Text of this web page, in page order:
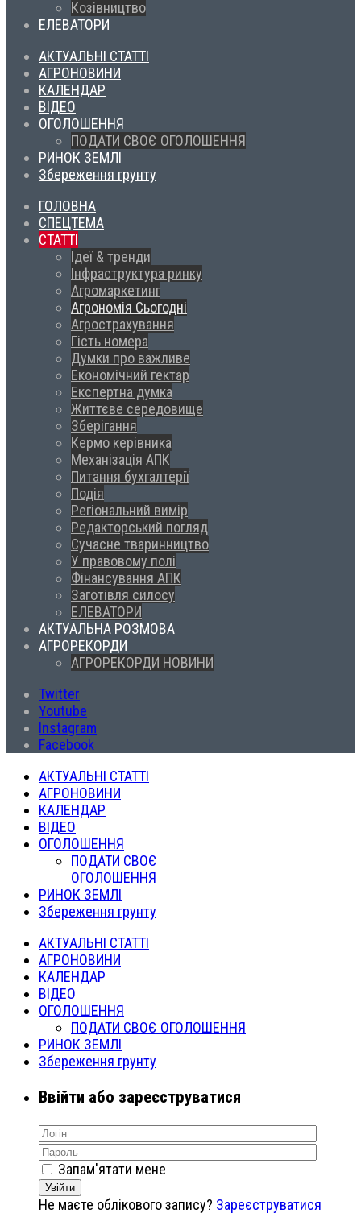
Козівництво
ЕЛЕВАТОРИ
АКТУАЛЬНІ СТАТТІ
АГРОНОВИНИ
КАЛЕНДАР
ВІДЕО
ОГОЛОШЕННЯ
ПОДАТИ СВОЄ ОГОЛОШЕННЯ
РИНОК ЗЕМЛІ
Збереження грунту
ГОЛОВНА
СПЕЦТЕМА
СТАТТІ
Ідеї & тренди
Інфраструктура ринку
Агромаркетинг
Агрономія Сьогодні
Агрострахування
Гість номера
Думки про важливе
Економічний гектар
Експертна думка
Життєве середовище
Зберігання
Кермо керівника
Механізація АПК
Питання бухгалтерії
Подія
Регіональний вимір
Редакторський погляд
Сучасне тваринництво
У правовому полі
Фінансування АПК
Заготівля силосу
ЕЛЕВАТОРИ
АКТУАЛЬНА РОЗМОВА
АГРОРЕКОРДИ
АГРОРЕКОРДИ НОВИНИ
Twitter
Youtube
Instagram
Facebook
АКТУАЛЬНІ СТАТТІ
АГРОНОВИНИ
КАЛЕНДАР
ВІДЕО
ОГОЛОШЕННЯ
ПОДАТИ СВОЄ
ОГОЛОШЕННЯ
РИНОК ЗЕМЛІ
Збереження грунту
АКТУАЛЬНІ СТАТТІ
АГРОНОВИНИ
КАЛЕНДАР
ВІДЕО
ОГОЛОШЕННЯ
ПОДАТИ СВОЄ ОГОЛОШЕННЯ
РИНОК ЗЕМЛІ
Збереження грунту
Ввійти або зареєструватися
Запам'ятати мене
Увійти
Не маєте облікового запису? Зареєструватися